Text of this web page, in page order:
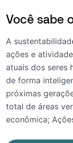
Você sabe
A
ações e
atuais dos seres
de forma
próximas
total de áreas
econômica;